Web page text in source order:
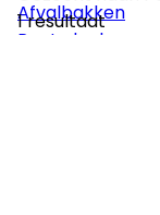
Afvalbakken
Poetsdoeken
1 resultaat